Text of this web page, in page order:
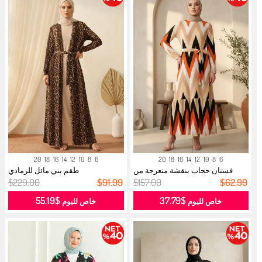
6
8
10
12
14
16
18
20
فستان حجاب بنقشة متعرجة من
قماش الك...
$157.00 $62.99
خاص لليوم $37.79
6
8
10
12
14
16
18
20
طقم بني مائل للرمادي
$229.00 $91.99
خاص لليوم $55.19